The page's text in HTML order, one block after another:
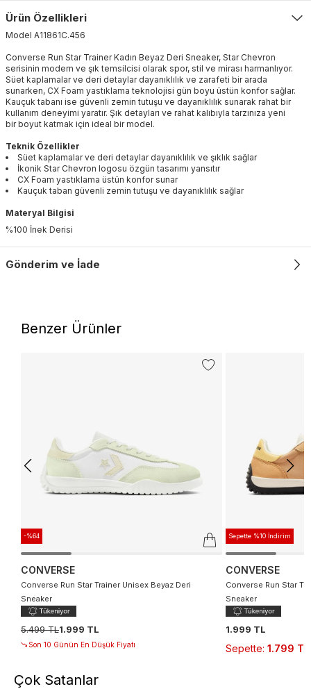
Ürün Özellikleri
Model A11861C.456
Converse Run Star Trainer Kadın Beyaz Deri Sneaker, Star Chevron
serisinin modern ve şık temsilcisi olarak spor, stil ve mirası harmanlıyor.
Süet kaplamalar ve deri detaylar dayanıklılık ve zarafeti bir arada
sunarken, CX Foam yastıklama teknolojisi gün boyu üstün konfor sağlar.
Kauçuk tabanı ise güvenli zemin tutuşu ve dayanıklılık sunarak rahat bir
kullanım deneyimi yaratır. Şık detayları ve rahat kalıbıyla tarzınıza yeni
bir boyut katmak için ideal bir model.
Teknik Özellikler
Süet kaplamalar ve deri detaylar dayanıklılık ve şıklık sağlar
İkonik Star Chevron logosu özgün tasarımı yansıtır
CX Foam yastıklama üstün konfor sunar
Kauçuk taban güvenli zemin tutuşu ve dayanıklılık sağlar
Materyal Bilgisi
%100 İnek Derisi
Gönderim ve İade
Benzer Ürünler
-%64
CONVERSE
Converse Run Star Trainer Unisex Beyaz Deri
Sneaker
5.499 TL1.999 TL
Son 10 Günün En Düşük Fiyatı
Sepette %10 İndirim
CONVERSE
Converse Run Star
Sneaker
1.999 TL
Sepette: 1.799 TL
Çok Satanlar